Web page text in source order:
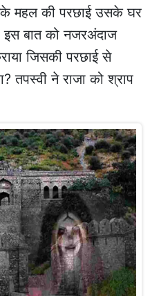
महल की परछाई उसके घर
बात को नजरअंदाज
जिसकी परछाई से
तपस्वी ने राजा को श्राप